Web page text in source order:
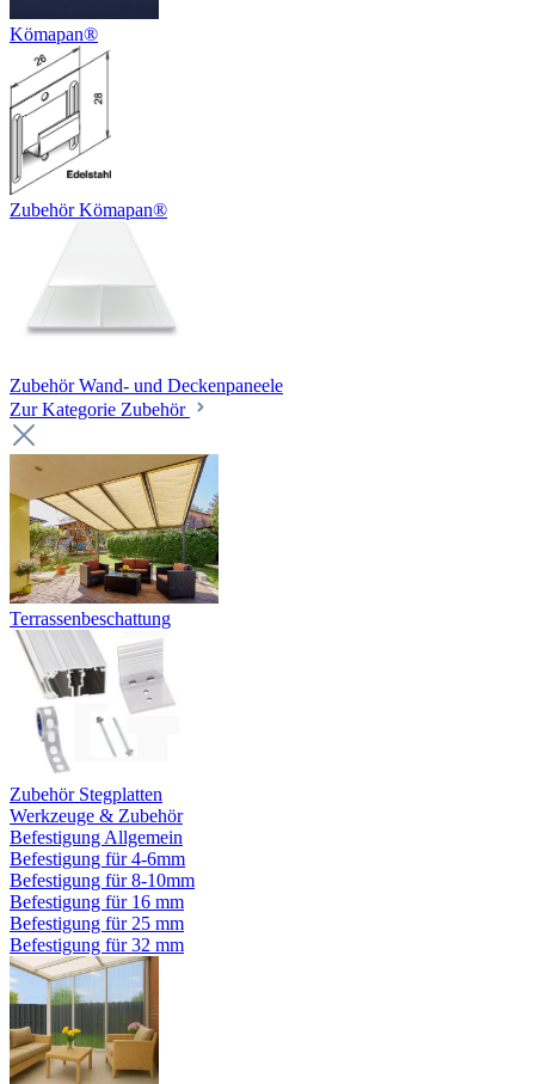
Kömapan®
Zubehör Kömapan®
Zubehör Wand- und Deckenpaneele
Zur Kategorie Zubehör
Terrassenbeschattung
Zubehör Stegplatten
Werkzeuge & Zubehör
Befestigung Allgemein
Befestigung für 4-6mm
Befestigung für 8-10mm
Befestigung für 16 mm
Befestigung für 25 mm
Befestigung für 32 mm